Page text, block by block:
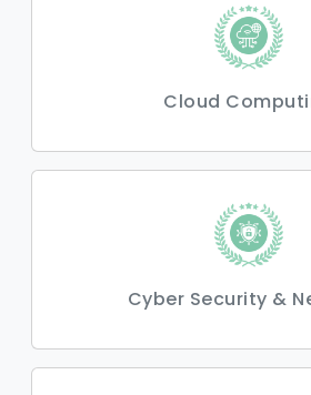
Cloud
Cyber Security &